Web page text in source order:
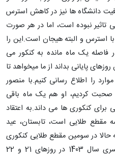
دانشگاه ها نیز در کاهش استرس
تاثیر نبوده است، اما در هر صورت
با استرس و البته هیجان است.این را
فاصله یک ماه مانده به کنکور می
پایانی بداند از ما میخواهد تا
را اطلاع رسانی کنیم.با منصور
صحبت کردیم، او هم یک ماه باقی
برای کنکوری ها می داند.به اعتقاد
مقطع طلایی است، تابستان، عید
حالا در سومین مقطع طلایی کنکوری
ها قرار داریم.نوبت دوم آزمون سراسری سال 1403 در روزهای 21 و 22